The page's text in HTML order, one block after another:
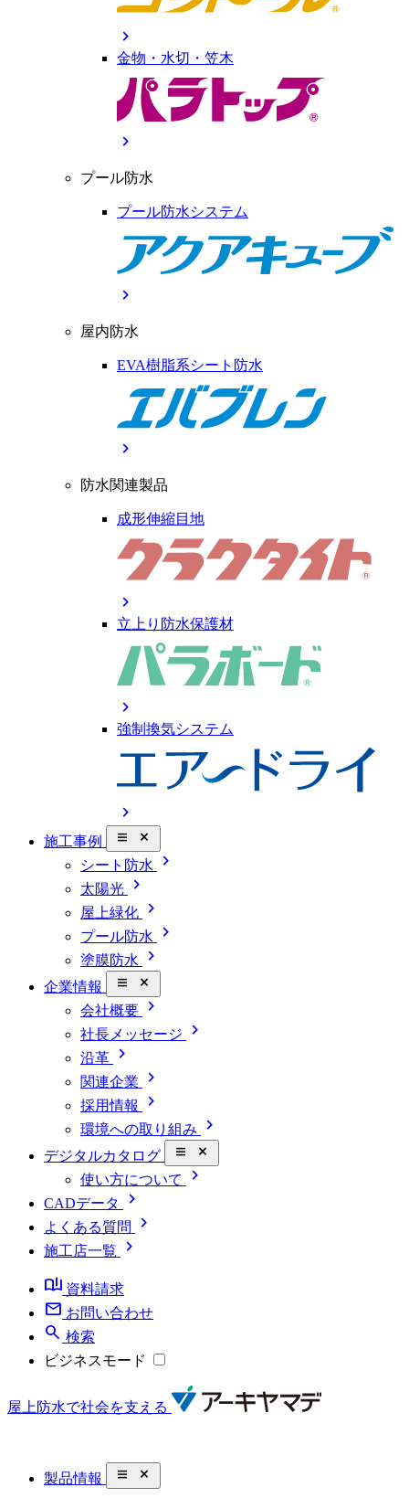
chevron_right
金物・水切・笠木
chevron_right
プール防水
プール防水システム
chevron_right
屋内防水
EVA樹脂系シート防水
chevron_right
防水関連製品
成形伸縮目地
chevron_right
立上り防水保護材
chevron_right
強制換気システム
chevron_right
施工事例 close_small
シート防水 chevron_right
太陽光 chevron_right
屋上緑化 chevron_right
プール防水 chevron_right
塗膜防水 chevron_right
企業情報 close_small
会社概要 chevron_right
社長メッセージ chevron_right
沿革 chevron_right
関連企業 chevron_right
採用情報 chevron_right
環境への取り組み chevron_right
デジタルカタログ close_small
使い方について chevron_right
CADデータ chevron_right
よくある質問 chevron_right
施工店一覧
chevron_right
book_ribbon 資料請求
mail お問い合わせ
search 検索
ビジネスモード
屋上防水で社会を支える
製品情報 close_small